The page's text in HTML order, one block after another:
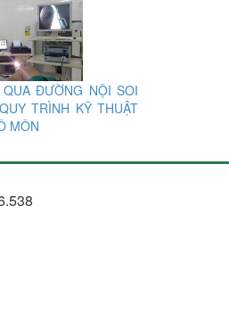
ĐƯỜNG NỘI SOI
TRÌNH KỸ THUẬT
MÔN